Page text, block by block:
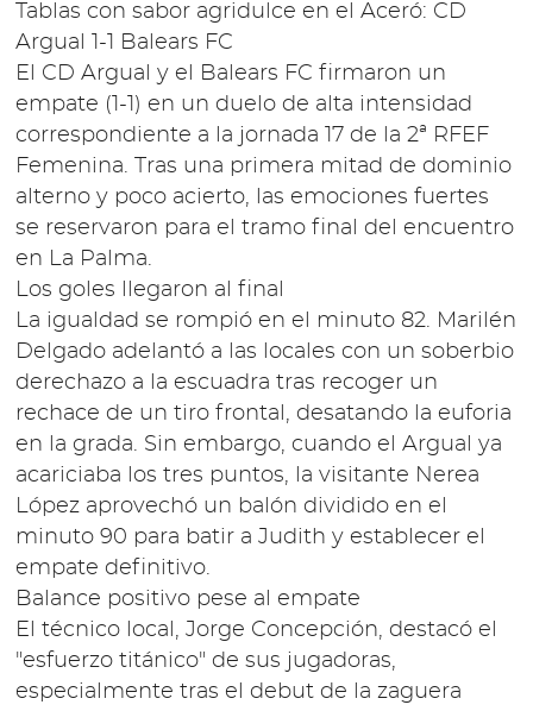
Tablas con sabor agridulce en el Aceró: CD
Argual 1-1 Balears FC
El CD Argual y el Balears FC firmaron un
empate (1-1) en un duelo de alta intensidad
correspondiente a la jornada 17 de la 2ª RFEF
Femenina. Tras una primera mitad de dominio
alterno y poco acierto, las emociones fuertes
se reservaron para el tramo final del encuentro
en La Palma.
Los goles llegaron al final
La igualdad se rompió en el minuto 82. Marilén
Delgado adelantó a las locales con un soberbio
derechazo a la escuadra tras recoger un
rechace de un tiro frontal, desatando la euforia
en la grada. Sin embargo, cuando el Argual ya
acariciaba los tres puntos, la visitante Nerea
López aprovechó un balón dividido en el
minuto 90 para batir a Judith y establecer el
empate definitivo.
Balance positivo pese al empate
El técnico local, Jorge Concepción, destacó el
"esfuerzo titánico" de sus jugadoras,
especialmente tras el debut de la zaguera